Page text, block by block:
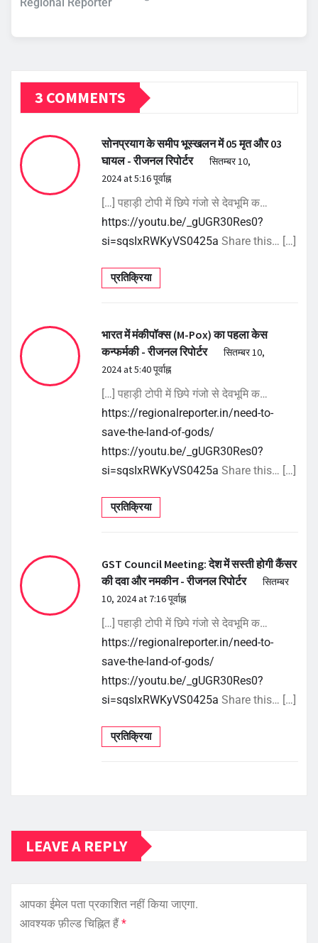
3 COMMENTS
सोनप्रयाग के समीप भूस्खलन में 05 मृत और 03
घायल - रीजनल रिपोर्टर
सितम्बर 10,
2024 at 5:16 पूर्वाह्न
[…] पहाड़ी टोपी में छिपे गंजो से देवभूमि क…
https://youtu.be/_gUGR30Res0?
si=sqsIxRWKyVS0425a Share this… […]
प्रतिक्रिया
भारत में मंकीपॉक्स (M-Pox) का पहला केस
कन्फर्मकी - रीजनल रिपोर्टर
सितम्बर 10,
2024 at 5:40 पूर्वाह्न
[…] पहाड़ी टोपी में छिपे गंजो से देवभूमि क…
https://regionalreporter.in/need-to-
save-the-land-of-gods/
https://youtu.be/_gUGR30Res0?
si=sqsIxRWKyVS0425a Share this… […]
प्रतिक्रिया
GST Council Meeting: देश में सस्ती होगी कैंसर
की दवा और नमकीन - रीजनल रिपोर्टर
सितम्बर
10, 2024 at 7:16 पूर्वाह्न
[…] पहाड़ी टोपी में छिपे गंजो से देवभूमि क…
https://regionalreporter.in/need-to-
save-the-land-of-gods/
https://youtu.be/_gUGR30Res0?
si=sqsIxRWKyVS0425a Share this… […]
प्रतिक्रिया
LEAVE A REPLY
आपका ईमेल पता प्रकाशित नहीं किया जाएगा.
आवश्यक फ़ील्ड चिह्नित हैं *